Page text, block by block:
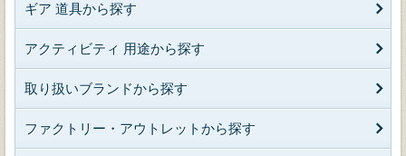
ギア 道具から探す
アクティビティ 用途から探す
取り扱いブランドから探す
ファクトリー・アウトレットから探す